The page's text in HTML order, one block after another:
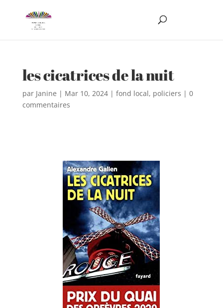
les cicatrices de la nuit
par Janine | Mar 10, 2024| fond local, policiers | 0
commentaires